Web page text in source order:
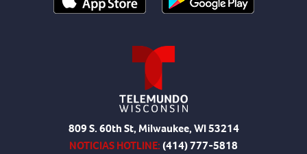
809 S. 60th St, Milwaukee, WI 53214
NOTICIAS HOTLINE:(414) 777-5818